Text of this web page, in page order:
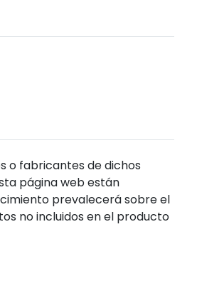
o fabricantes de dichos
página web están
prevalecerá sobre el
no incluidos en el producto